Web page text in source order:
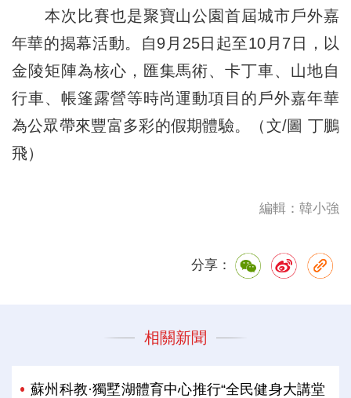
本次比賽也是聚寶山公園首屆城市戶外嘉
年華的揭幕活動。自9月25日起至10月7日，以
金陵矩陣為核心，匯集馬術、卡丁車、山地自
行車、帳篷露營等時尚運動項目的戶外嘉年華
為公眾帶來豐富多彩的假期體驗。（文/圖 丁鵬
飛）
編輯：韓小強
分享：
相關新聞
蘇州科教·獨墅湖體育中心推行“全民健身大講堂